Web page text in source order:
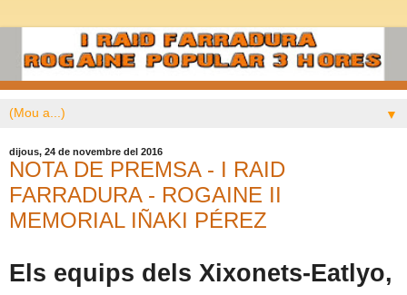
▼
dijous, 24 de novembre del 2016
NOTA DE PREMSA - I RAID
FARRADURA - ROGAINE II
MEMORIAL IÑAKI PÉREZ
Els equips dels Xixonets-Eatlyo,